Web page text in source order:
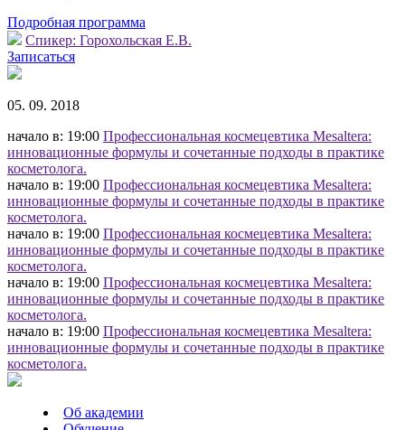
Подробная программа
Спикер: Горохольская Е.В.
Записаться
05. 09. 2018
начало в: 19:00 Профессиональная космецевтика Mesaltera:
инновационные формулы и сочетанные подходы в практике
косметолога.
начало в: 19:00 Профессиональная космецевтика Mesaltera:
инновационные формулы и сочетанные подходы в практике
косметолога.
начало в: 19:00 Профессиональная космецевтика Mesaltera:
инновационные формулы и сочетанные подходы в практике
косметолога.
начало в: 19:00 Профессиональная космецевтика Mesaltera:
инновационные формулы и сочетанные подходы в практике
косметолога.
начало в: 19:00 Профессиональная космецевтика Mesaltera:
инновационные формулы и сочетанные подходы в практике
косметолога.
Об академии